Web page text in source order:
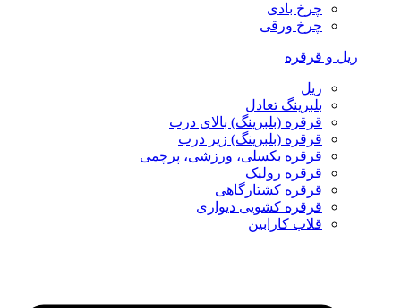
چرخ بادی
چرخ ورقی
ریل و قرقره
ریل
بلبرینگ تعادل
قرقره (بلبرینگ) بالای درب
قرقره (بلبرینگ) زیر درب
قرقره بکسلی، ورزشی، پرچمی
قرقره رولیک
قرقره کشتارگاهی
قرقره کشویی دیواری
قلاب کارابین